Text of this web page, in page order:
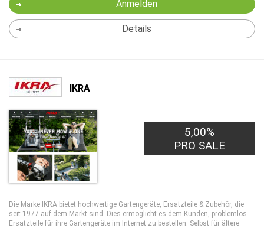
Anmelden
Details
IKRA
5,00%
PRO SALE
Die Marke IKRA bietet hochwertige Gartengeräte, Ersatzteile & Zubehör, die
seit 1977 auf dem Markt sind. Dies ermöglicht es dem Kunden, problemlos
Ersatzteile für ihre Gartengeräte im Internet zu bestellen. Selbst für ältere